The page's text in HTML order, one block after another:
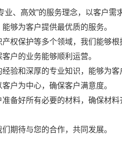
、高效”的服务理念，以客户
够为客户提供最优质的服务。
权保护等多个领域，我们能够
户的业务能够顺利运营。
验和深厚的专业知识，能够为
户为中心，确保客户满意度。
备好所有必要的材料，确保材
期待与您的合作，共同发展。